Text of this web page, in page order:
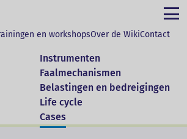
en workshopsOver de WikiContact
Instrumenten
Faalmechanismen
Belastingen en bedreigingen
Life cycle
Cases
toepassingen en